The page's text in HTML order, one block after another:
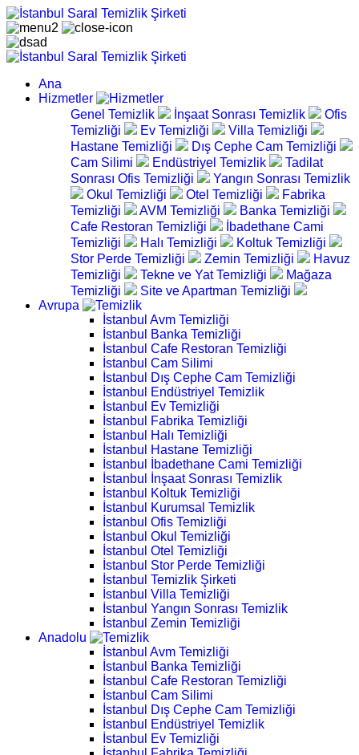
Ana
Hizmetler
Genel Temizlik
İnşaat Sonrası Temizlik
Ofis
Temizliği
Ev Temizliği
Villa Temizliği
Hastane Temizliği
Dış Cephe Cam Temizliği
Cam Silimi
Endüstriyel Temizlik
Tadilat
Sonrası Ofis Temizliği
Yangın Sonrası Temizlik
Okul Temizliği
Otel Temizliği
Fabrika
Temizliği
AVM Temizliği
Banka Temizliği
Cafe Restoran Temizliği
İbadethane Cami
Temizliği
Halı Temizliği
Koltuk Temizliği
Stor Perde Temizliği
Zemin Temizliği
Havuz
Temizliği
Tekne ve Yat Temizliği
Mağaza
Temizliği
Site ve Apartman Temizliği
Avrupa
İstanbul Avm Temizliği
İstanbul Banka Temizliği
İstanbul Cafe Restoran Temizliği
İstanbul Cam Silimi
İstanbul Dış Cephe Cam Temizliği
İstanbul Endüstriyel Temizlik
İstanbul Ev Temizliği
İstanbul Fabrika Temizliği
İstanbul Halı Temizliği
İstanbul Hastane Temizliği
İstanbul İbadethane Cami Temizliği
İstanbul İnşaat Sonrası Temizlik
İstanbul Koltuk Temizliği
İstanbul Kurumsal Temizlik
İstanbul Ofis Temizliği
İstanbul Okul Temizliği
İstanbul Otel Temizliği
İstanbul Stor Perde Temizliği
İstanbul Temizlik Şirketi
İstanbul Villa Temizliği
İstanbul Yangın Sonrası Temizlik
İstanbul Zemin Temizliği
Anadolu
İstanbul Avm Temizliği
İstanbul Banka Temizliği
İstanbul Cafe Restoran Temizliği
İstanbul Cam Silimi
İstanbul Dış Cephe Cam Temizliği
İstanbul Endüstriyel Temizlik
İstanbul Ev Temizliği